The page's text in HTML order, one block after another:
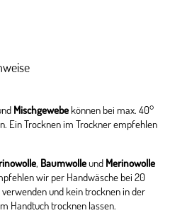
Mischgewebe können bei max. 40°
Ein Trocknen im Trockner empfehlen
, Baumwolleund Merinowolle
wir per Handwäsche bei 20
und kein trocknen in der
Handtuch trocknen lassen.